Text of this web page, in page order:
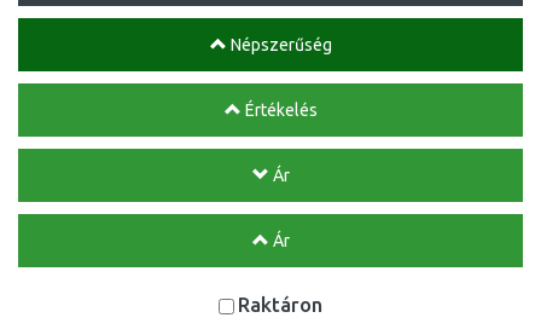
Népszerűség
Értékelés
Ár
Ár
Raktáron